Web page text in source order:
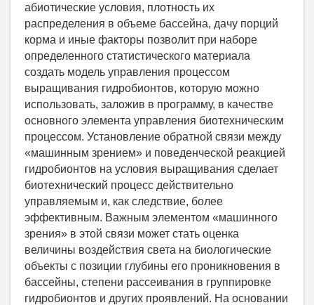
абиотические условия, плотность их
распределения в объеме бассейна, дачу порций
корма и иные факторы позволит при наборе
определенного статистического материала
создать модель управления процессом
выращивания гидробионтов, которую можно
использовать, заложив в программу, в качестве
основного элемента управления биотехническим
процессом. Установление обратной связи между
«машинным зрением» и поведенческой реакцией
гидробионтов на условия выращивания сделает
биотехнический процесс действительно
управляемым и, как следствие, более
эффективным. Важным элементом «машинного
зрения» в этой связи может стать оценка
величины воздействия света на биологические
объекты с позиции глубины его проникновения в
бассейны, степени рассеивания в группировке
гидробионтов и других проявлений. На основании